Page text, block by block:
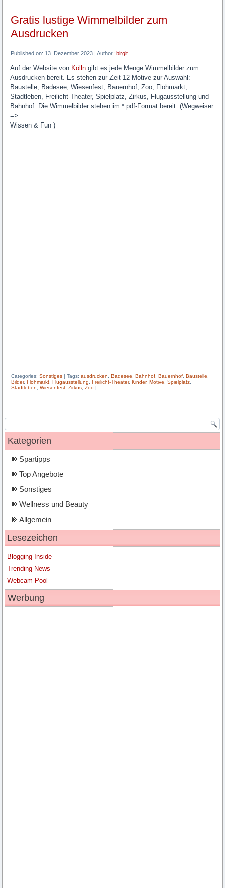
Gratis lustige Wimmelbilder zum
Ausdrucken
Published on: 13. Dezember 2023 |Author: birgit
Auf der Website von Kölln gibt es jede Menge Wimmelbilder zum
Ausdrucken bereit. Es stehen zur Zeit 12 Motive zur Auswahl:
Baustelle, Badesee, Wiesenfest, Bauernhof, Zoo, Flohmarkt,
Stadtleben, Freilicht-Theater, Spielplatz, Zirkus, Flugausstellung und
Bahnhof. Die Wimmelbilder stehen im *.pdf-Format bereit. (Wegweiser
=>
Wissen & Fun )
Categories:Sonstiges |Tags:ausdrucken, Badesee, Bahnhof, Bauernhof, Baustelle,
Bilder, Flohmarkt, Flugausstellung, Freilicht-Theater, Kinder, Motive,Spielplatz,
Stadtleben,Wiesenfest,Zirkus,Zoo
Kategorien
Spartipps
Top Angebote
Sonstiges
Wellness und Beauty
Allgemein
Lesezeichen
Blogging Inside
Trending News
Webcam Pool
Werbung